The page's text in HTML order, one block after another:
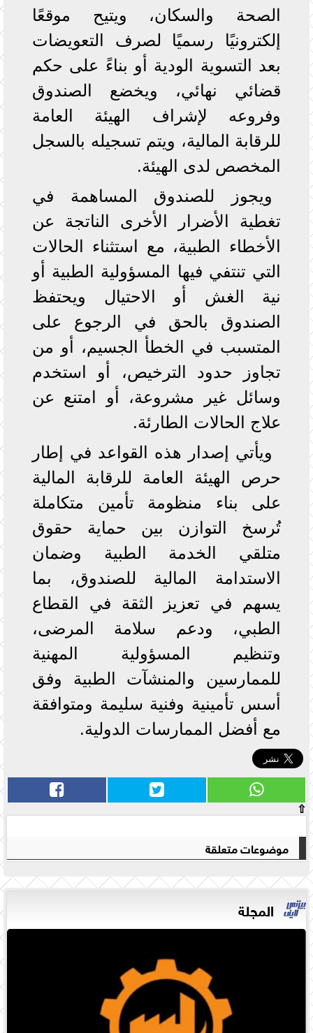
الصحة والسكان، ويتيح موقعًا
إلكترونيًا رسميًا لصرف التعويضات
بعد التسوية الودية أو بناءً على حكم
قضائي نهائي، ويخضع الصندوق
وفروعه لإشراف الهيئة العامة
للرقابة المالية، ويتم تسجيله بالسجل
المخصص لدى الهيئة.
ويجوز للصندوق المساهمة في
تغطية الأضرار الأخرى الناتجة عن
الأخطاء الطبية، مع استثناء الحالات
التي تنتفي فيها المسؤولية الطبية أو
نية الغش أو الاحتيال ويحتفظ
الصندوق بالحق في الرجوع على
المتسبب في الخطأ الجسيم، أو من
تجاوز حدود الترخيص، أو استخدم
وسائل غير مشروعة، أو امتنع عن
علاج الحالات الطارئة.
ويأتي إصدار هذه القواعد في إطار
حرص الهيئة العامة للرقابة المالية
على بناء منظومة تأمين متكاملة
تُرسخ التوازن بين حماية حقوق
متلقي الخدمة الطبية وضمان
الاستدامة المالية للصندوق، بما
يسهم في تعزيز الثقة في القطاع
الطبي، ودعم سلامة المرضى،
وتنظيم المسؤولية المهنية
للممارسين والمنشآت الطبية وفق
أسس تأمينية وفنية سليمة ومتوافقة
مع أفضل الممارسات الدولية.
⇧
موضوعات متعلقة
المجلة